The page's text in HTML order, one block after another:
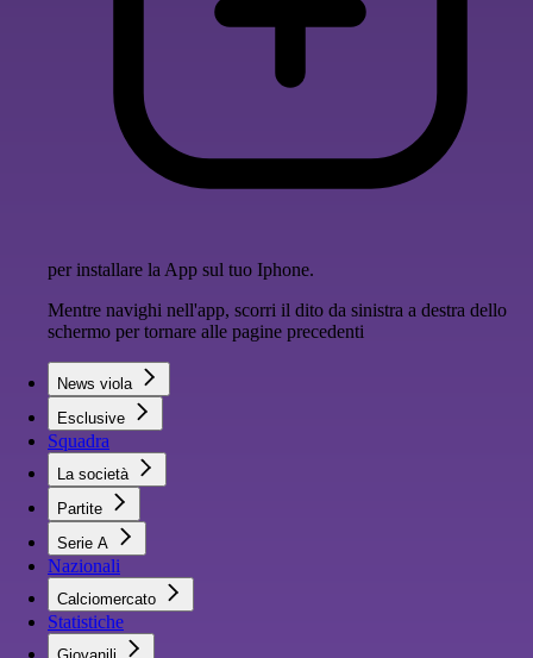
per installare la App sul tuo Iphone.
Mentre navighi nell'app, scorri il dito da sinistra a destra dello
schermo per tornare alle pagine precedenti
News viola
Esclusive
Squadra
La società
Partite
Serie A
Nazionali
Calciomercato
Statistiche